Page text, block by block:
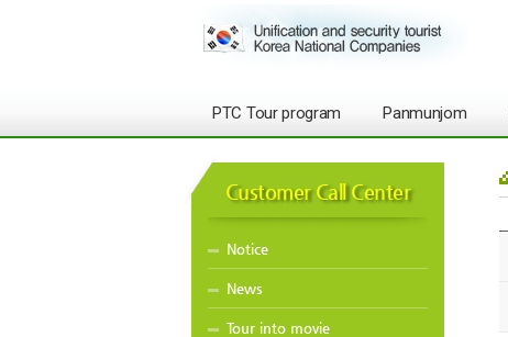
PTC Tour program Panmunjom
Customer Call Center
Notice
News
Tour into movie